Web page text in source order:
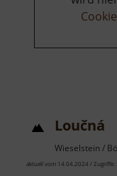
Loučná
Wieselstein /
aktuell vom 14.04.2024 / Zugriffe: